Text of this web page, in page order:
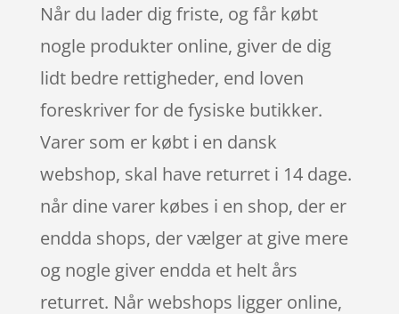
Når du lader dig friste, og får købt
nogle produkter online, giver de dig
lidt bedre rettigheder, end loven
foreskriver for de fysiske butikker.
Varer som er købt i en dansk
webshop, skal have returret i 14 dage.
når dine varer købes i en shop, der er
endda shops, der vælger at give mere
og nogle giver endda et helt års
returret. Når webshops ligger online,